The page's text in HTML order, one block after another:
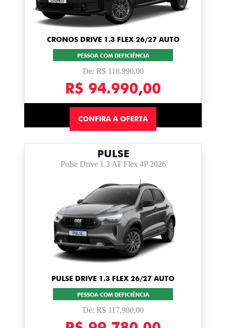
CRONOS DRIVE 1.3 FLEX 26/27 AUTO
PESSOA COM DEFICIÊNCIA
De: R$ 118.990,00
R$ 94.990,00
CONFIRA A OFERTA
PULSE
Pulse Drive 1.3 AT Flex 4P 2026
PULSE DRIVE 1.3 FLEX 26/27 AUTO
PESSOA COM DEFICIÊNCIA
De: R$ 117.980,00